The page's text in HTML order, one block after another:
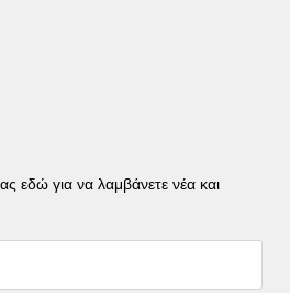
εδώ για να λαμβάνετε νέα και